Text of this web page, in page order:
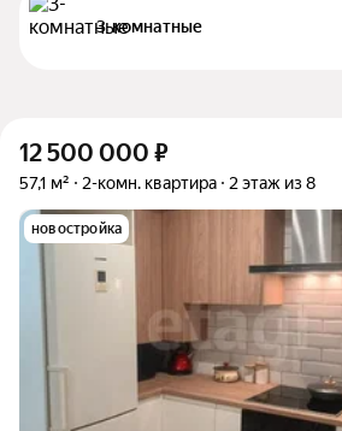
3-комнатные
12 500 000 ₽
57,1 м² 2-комн. квартира 2 этаж из 8
новостройка